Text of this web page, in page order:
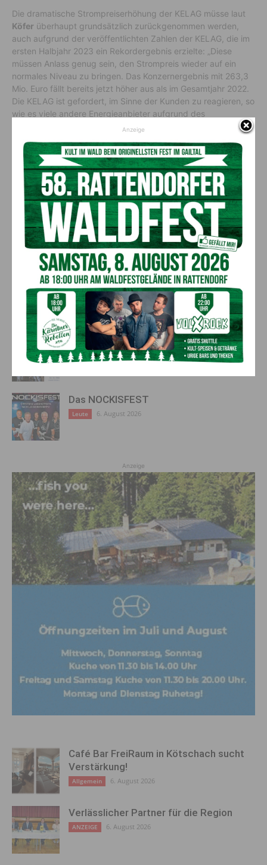
Die dramatische Strompreiserhöhung der KELAG müsse laut
Köfer überhaupt grundsätzlich zurückgenommen werden,
auch aufgrund der veröffentlichten Zahlen der KELAG, die im
ersten Halbjahr 2023 ein Rekordergebnis erzielte: „Diese
müssen Anlass genug sein, den Strompreis wieder auf ein
normales Niveau zu bringen. Das Konzernergebnis mit 263,3
Mio. Euro fällt bereits jetzt höher aus als im Gesamtjahr 2022.
Die KELAG ist gefordert, im Sinne der Kunden zu reagieren, so
wie es viele andere Energieanbieter aufgrund des
Marktumfeldes auch getan haben.“
Vorheriger Artikel
DJ Ötzi und der BORG-Chor
heizten am Nassfeld bei 2500
Besuchern ein!
Nächster Artikel
40-jährige Kellnerin am
Nassfeld bestohlen
AKTUELLES
GTJ August 2026
Ausgabe 6. August 2026
Abenteuer und attraktive Angebote bei
Sölle Sport in Tröpolach
Das NOCKISFEST
Leute 6. August 2026
Anzeige
Café Bar FreiRaum in Kötschach sucht
Verstärkung!
Allgemein 6. August 2026
Verlässlicher Partner für die Region
ANZEIGE 6. August 2026
Anzeige